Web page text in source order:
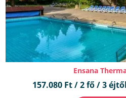
Ensana
157.080 Ft / 2 fő / 3 éjtől